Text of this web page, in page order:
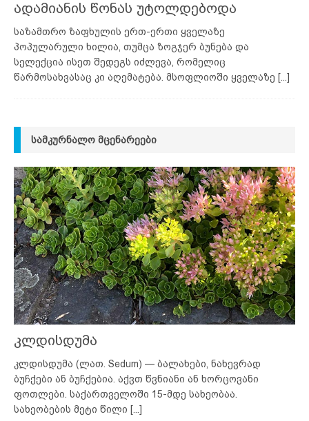
ადამიანის წონას უტოლდებოდა
საზამთრო ზაფხულის ერთ-ერთი ყველაზე
პოპულარული ხილია, თუმცა ზოგჯერ ბუნება და
სელექცია ისეთ შედეგს იძლევა, რომელიც
წარმოსახვასაც კი აღემატება. მსოფლიოში ყველაზე [...]
ᲡᲐᲛᲙᲣᲠᲜᲐᲚᲝ ᲛᲪᲔᲜᲐᲠᲔᲔᲑᲘ
კლდისდუმა
კლდისდუმა (ლათ. Sedum) — ბალახები, ნახევრად
ბუჩქები ან ბუჩქებია. აქვთ წვნიანი ან ხორცოვანი
ფოთლები. საქართველოში 15-მდე სახეობაა.
სახეობების მეტი წილი [...]